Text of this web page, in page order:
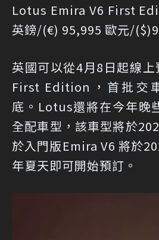
Lotus Emira V6 First
英鎊/(€) 95,995 歐元/
英國可以從4月8日起線
First Edition，首批交
底。Lotus還將在今年晚
全配車型，該車型將於
於入門版Emira V6 將於
年夏天即可開始預訂。